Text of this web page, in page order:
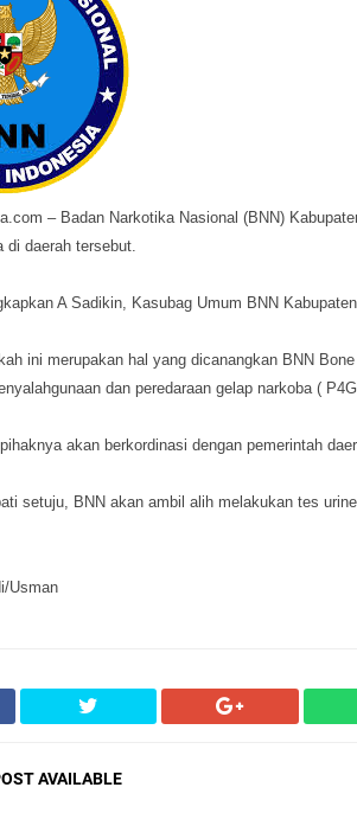
– Badan Narkotika Nasional (BNN)
di daerah tersebut.
A Sadikin, Kasubag Umum BNN
ini merupakan hal yang dicanangkan BNN
dan peredaraan gelap narkoba (
akan berkordinasi dengan pemerintah
setuju, BNN akan ambil alih melakukan tes
Usman
AVAILABLE